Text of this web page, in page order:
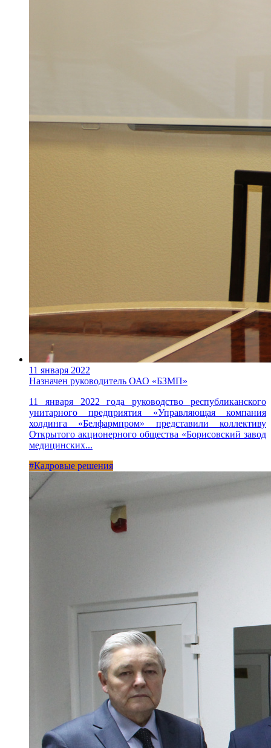
11 января 2022
Назначен руководитель ОАО «БЗМП»
11 января 2022 года руководство республиканского
унитарного предприятия «Управляющая компания
холдинга «Белфармпром» представили коллективу
Открытого акционерного общества «Борисовский завод
медицинских...
#Кадровые решения